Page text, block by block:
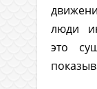
люди
это